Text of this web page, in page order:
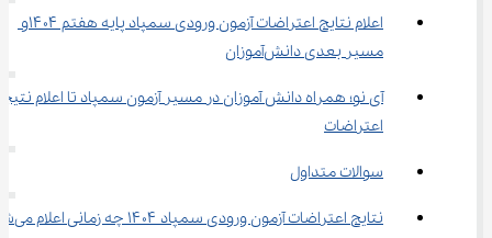
اعلام نتایج اعتراضات آزمون ورودی سمپاد پایه هفتم ۱۴۰۴و
مسیر بعدی دانش‌آموزان
آی نو؛ همراه دانش ‌آموزان در مسیر آزمون سمپاد تا اعلام
اعتراضات
سوالات متداول
نتایج اعتراضات آزمون ورودی سمپاد ۱۴۰۴ چه زمانی اعلام می‌شود؟